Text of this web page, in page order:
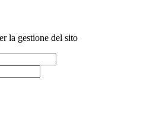
la gestione del sito